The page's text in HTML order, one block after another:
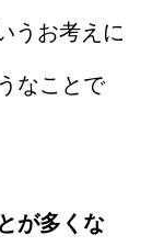
うお考えに
なことで
が多くな